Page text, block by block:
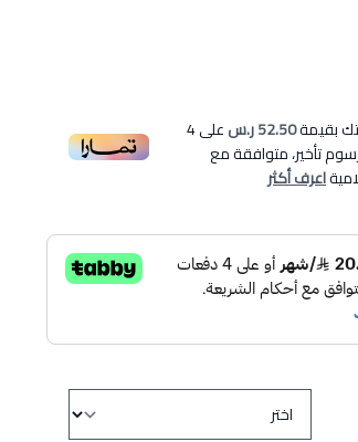
بقيمة52.50 ر.س على4
تأخير، متوافقة مع
اعرف أكثر